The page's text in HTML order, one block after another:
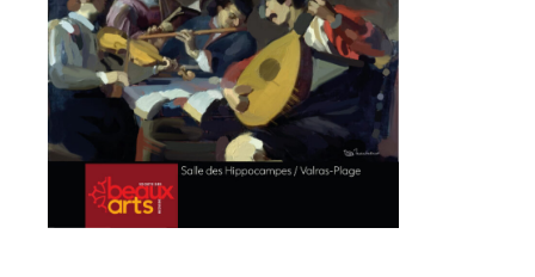
Adresse email*